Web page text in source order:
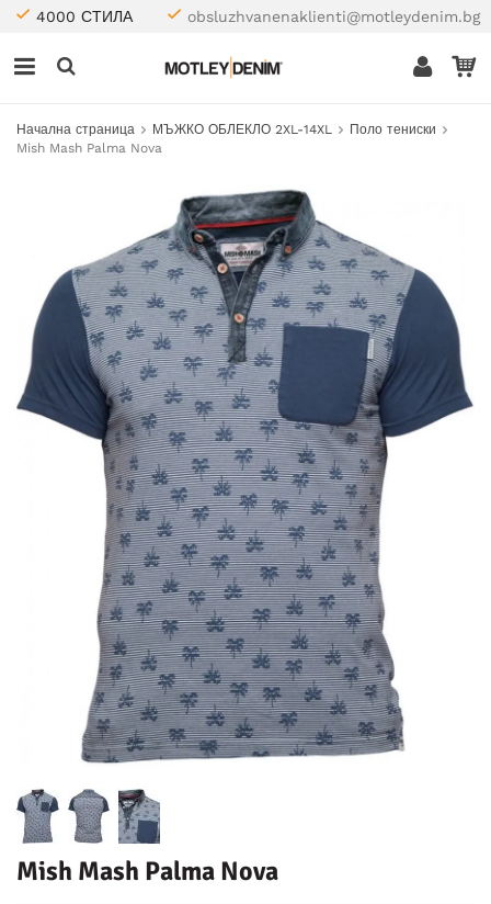
4000 СТИЛА obsluzhvanenaklienti@motleydenim.bg
Начална страница МЪЖКО ОБЛЕКЛО 2XL-14XL
Поло тениски
Mish Mash Palma Nova
Mish Mash Palma Nova